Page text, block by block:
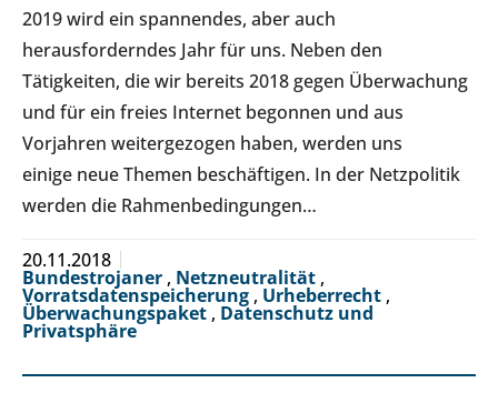
2019 wird ein spannendes, aber auch
herausforderndes Jahr für uns. Neben den
Tätigkeiten, die wir bereits 2018 gegen Überwachung
und für ein freies Internet begonnen und aus
Vorjahren weitergezogen haben, werden uns
einige neue Themen beschäftigen. In der Netzpolitik
werden die Rahmenbedingungen…
20.11.2018
Bundestrojaner , Netzneutralität ,
Vorratsdatenspeicherung , Urheberrecht ,
Überwachungspaket , Datenschutz und
Privatsphäre